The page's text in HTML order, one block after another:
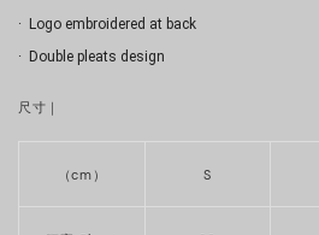
·  Logo embroidered at back
·  Double pleats design
尺寸｜
（cm） S